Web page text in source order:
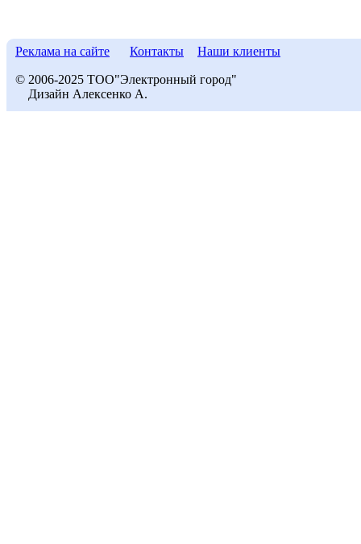
Реклама на сайте Контакты Наши клиенты
© 2006-2025 ТОО"Электронный город"
Дизайн Алексенко А.